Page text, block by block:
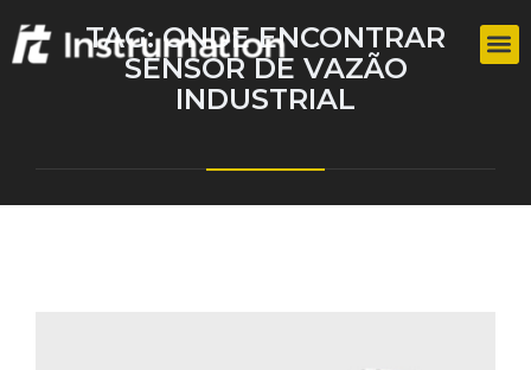
TAG:ONDE ENCONTRAR
SENSOR DE VAZÃO
INDUSTRIAL